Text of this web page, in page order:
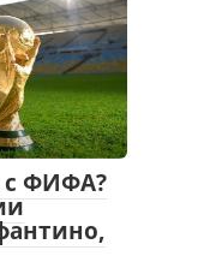
с ФИФА?